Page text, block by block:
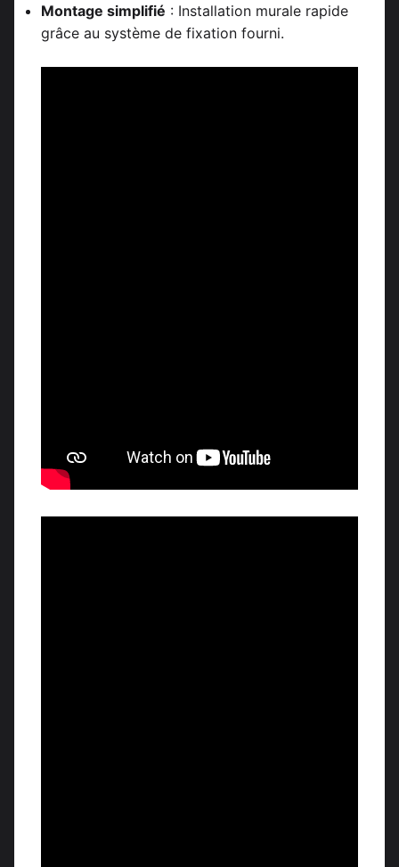
Montage simplifié : Installation murale rapide
grâce au système de fixation fourni.